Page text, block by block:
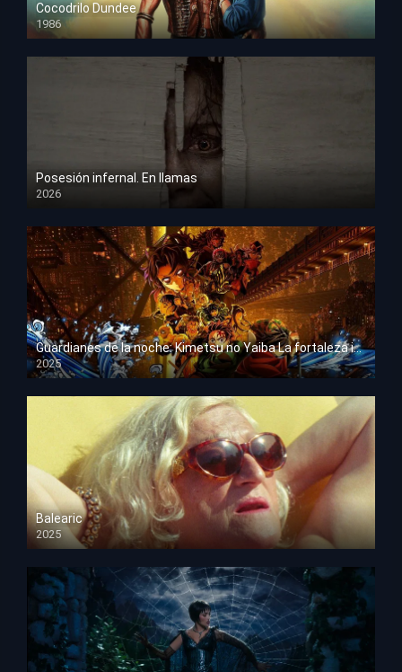
Cocodrilo Dundee
1986
HD 1080p
Posesión infernal. En llamas
2026
HD 1080p
Guardianes de la noche: Kimetsu no Yaiba La fortaleza infinita
2025
HD 1080p
Balearic
2025
HD 1080p